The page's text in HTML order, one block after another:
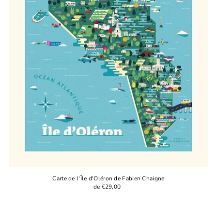
Carte de l'Île d'Oléron de Fabien Chaigne
de €29,00